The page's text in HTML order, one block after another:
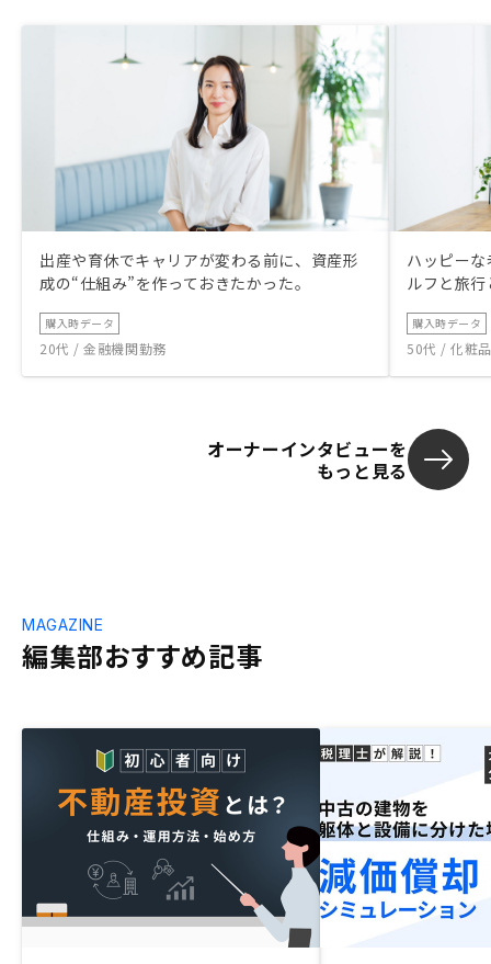
出産や育休でキャリアが変わる前に、資産形
成の“仕組み”を作っておきたかった。
購入時データ
20代 / 金融機関勤務
ハッピー
ルフと旅
購入時データ
50代 / 化粧
オーナーインタビューを
もっと見る
編集部おすすめ記事
MAGAZINE